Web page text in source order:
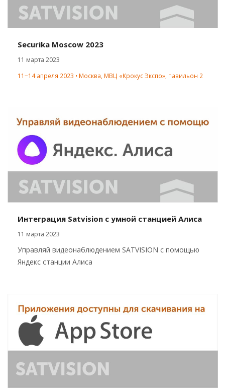
Securika Moscow 2023
11 марта 2023
11−14 апреля 2023 • Москва, МВЦ «Крокус Экспо», павильон 2
Интеграция Satvision с умной станцией Алиса
11 марта 2023
Управляй видеонаблюдением SATVISION с помощью
Яндекс станции Алиса